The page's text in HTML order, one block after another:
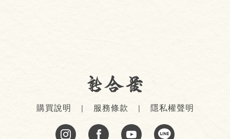
購買說明 服務條款 隱私權聲明